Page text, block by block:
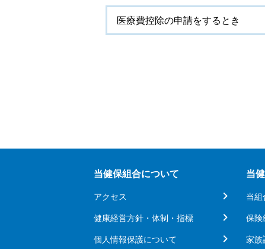
医療費控除の申請をするとき
当健保組合について
アクセス
健康経営方針・体制・指標
個人情報保護について
当
当
保険
家族